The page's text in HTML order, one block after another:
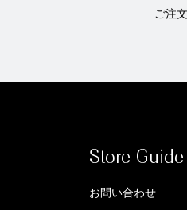
ご注
Store Guide
お問い合わせ